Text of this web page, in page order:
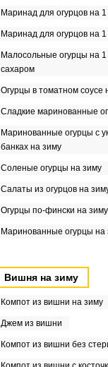
Маринад для огурцов на
Маринад для огурцов на
Малосольные огурцы на
сахаром
Огурцы в томатном соусе
Сладкие маринованные
Маринованные огурцы с
банках на зиму
Соленые огурцы на зиму
Салаты из огурцов на
Огурцы по-фински на зиму
Маринованные огурцы на
Вишня на зиму
Компот из вишни на зиму
Джем из вишни
Компот из вишни без